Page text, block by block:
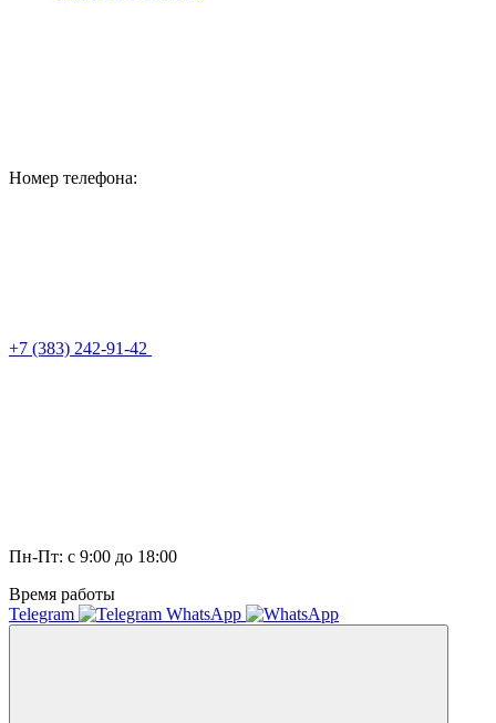
Номер телефона:
+7 (383) 242-91-42
Пн-Пт: с 9:00 до 18:00
Время работы
Telegram
WhatsApp